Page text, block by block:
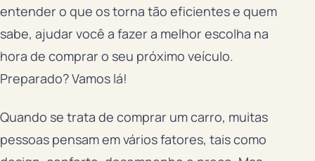
entender o que os torna tão eficientes e quem
sabe, ajudar você a fazer a melhor escolha na
hora de comprar o seu próximo veículo.
Preparado? Vamos lá!
Quando se trata de comprar um carro, muitas
pessoas pensam em vários fatores, tais como